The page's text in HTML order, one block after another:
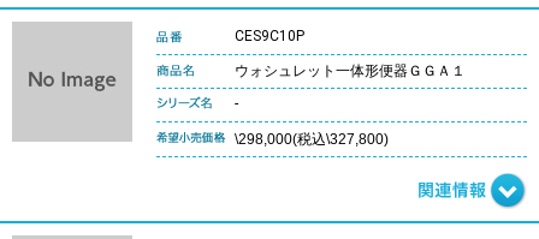
CES9C10P
ウォシュレット一体形便器ＧＧＡ１
-
\298,000(税込\327,800)